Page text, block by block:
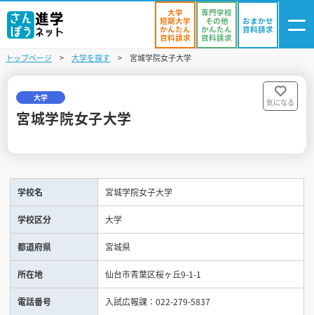
資料リスト
進学イベント
入試・受験入門
お役立ち情報
大学
短期大学
かんたん
資料請求
専門学校
その他
かんたん
資料請求
おまかせ
資料請求
トップページ 大学を探す 宮城学院女子大学
大学
宮城学院女子大学
気になる
学校名 宮城学院女子大学
学校区分 大学
都道府県 宮城県
所在地 仙台市青葉区桜ヶ丘9-1-1
電話番号 入試広報課：022-279-5837